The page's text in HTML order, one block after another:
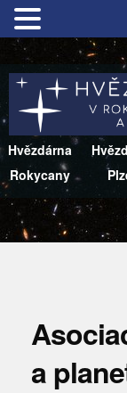
Hvězdárna
Rokycany
a